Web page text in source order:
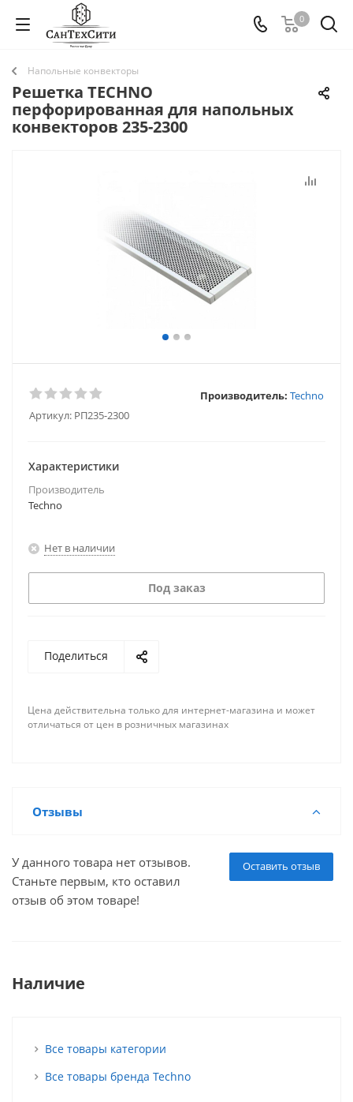
0
Напольные конвекторы
Решетка TECHNO
перфорированная для напольных
конвекторов 235-2300
Артикул: РП235-2300
Производитель: Techno
Характеристики
Производитель
Techno
Нет в наличии
Под заказ
Поделиться
Цена действительна только для интернет-магазина и может
отличаться от цен в розничных магазинах
Отзывы
Оставить отзыв
У данного товара нет отзывов.
Станьте первым, кто оставил
отзыв об этом товаре!
Наличие
Все товары категории
Все товары бренда Techno